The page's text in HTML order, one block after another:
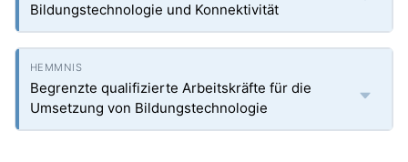
Bildungstechnologie und Konnektivität
Begrenzte qualifizierte Arbeitskräfte für die
Umsetzung von Bildungstechnologie